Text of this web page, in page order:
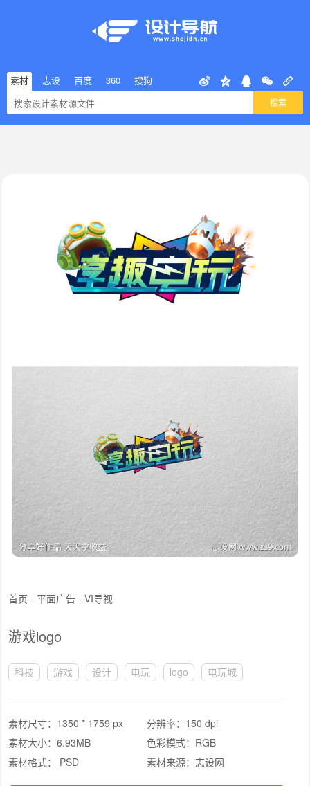
素材 志设 百度 360 搜狗
搜索
首页 - 平面广告 - VI导视
游戏logo
科技 游戏 设计 电玩 logo 电玩城
素材尺寸： 1350 * 1759 px 分辨率： 150 dpi
素材大小： 6.93MB 色彩模式： RGB
素材格式：
PSD 素材来源： 志设网